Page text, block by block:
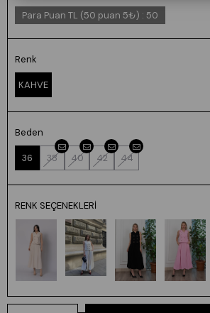
Para Puan TL (50 puan 5₺) : 50
Renk
KAHVE
Beden
36 38 40 42 44
RENK SEÇENEKLERI